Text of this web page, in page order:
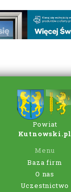
Powiat
Kutnowski.pl
Menu
Baza firm
O nas
Uczestnictwo